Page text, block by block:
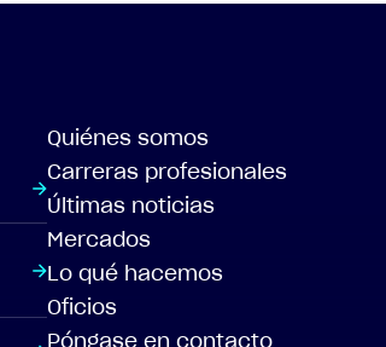
Quiénes somos
Carreras profesionales
Últimas noticias
Mercados
Lo qué hacemos
Oficios
Póngase en contacto